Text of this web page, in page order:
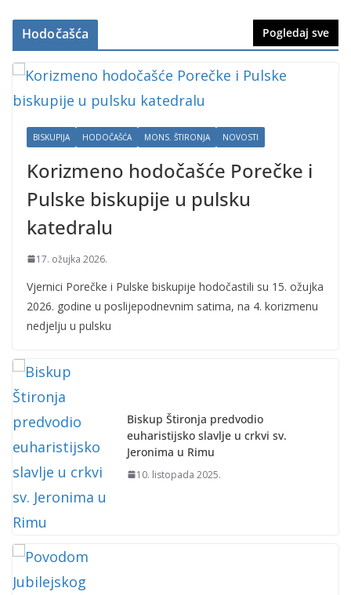
Hodočašća Pogledaj sve
BISKUPIJA HODOČAŠĆA MONS. ŠTIRONJA NOVOSTI
Korizmeno hodočašće Porečke i
Pulske biskupije u pulsku
katedralu
17. ožujka 2026.
Vjernici Porečke i Pulske biskupije hodočastili su 15. ožujka
2026. godine u poslijepodnevnim satima, na 4. korizmenu
nedjelju u pulsku
Biskup Štironja predvodio
euharistijsko slavlje u crkvi sv.
Jeronima u Rimu
10. listopada 2025.